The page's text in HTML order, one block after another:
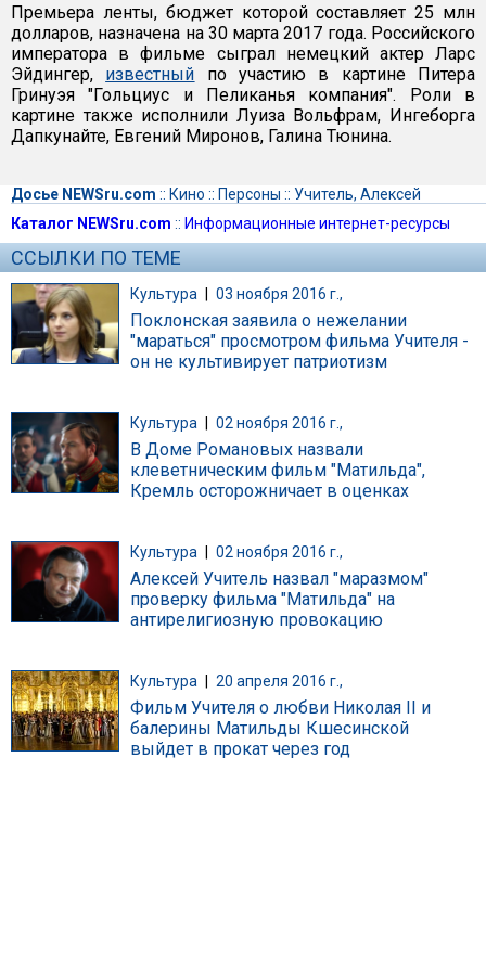
Премьера ленты, бюджет которой составляет 25 млн
долларов, назначена на 30 марта 2017 года. Российского
императора в фильме сыграл немецкий актер Ларс
Эйдингер, известный по участию в картине Питера
Гринуэя "Гольциус и Пеликанья компания". Роли в
картине также исполнили Луиза Вольфрам, Ингеборга
Дапкунайте, Евгений Миронов, Галина Тюнина.
Досье NEWSru.com :: Кино :: Персоны :: Учитель, Алексей
Каталог NEWSru.com :: Информационные интернет-ресурсы
ССЫЛКИ ПО ТЕМЕ
Культура | 03 ноября 2016 г.,
Поклонская заявила о нежелании
"мараться" просмотром фильма Учителя -
он не культивирует патриотизм
Культура 02 ноября 2016 г.,
В Доме Романовых назвали
клеветническим фильм "Матильда",
Кремль осторожничает в оценках
Культура 02 ноября 2016 г.,
Алексей Учитель назвал "маразмом"
проверку фильма "Матильда" на
антирелигиозную провокацию
Культура 20 апреля 2016 г.,
Фильм Учителя о любви Николая II и
балерины Матильды Кшесинской
выйдет в прокат через год